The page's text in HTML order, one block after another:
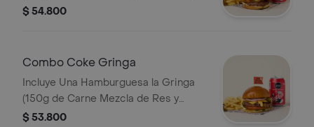
Queso Costeño Apanado, Lechuga,
Acompañamiento (papas o Ensalada).
Puedes Seleccionar Que Quieres
Tomar.
$ 54.800
Combo Coke Gringa
Incluye Una Hamburguesa la Gringa
(150g de Carne Mezcla de Res y
Tocineta, Tomate, Cebolla Morada,
$ 53.800